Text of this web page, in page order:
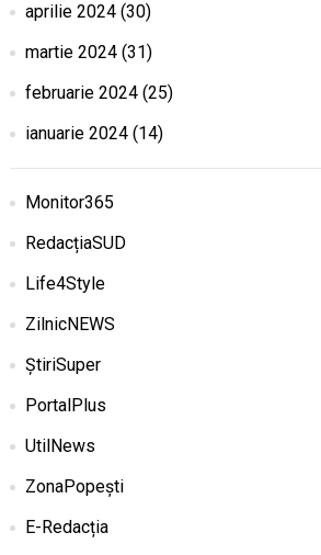
aprilie 2024(30)
martie 2024(31)
februarie 2024(25)
ianuarie 2024(14)
Monitor365
RedacțiaSUD
Life4Style
ZilnicNEWS
ȘtiriSuper
PortalPlus
UtilNews
ZonaPopești
E-Redacția